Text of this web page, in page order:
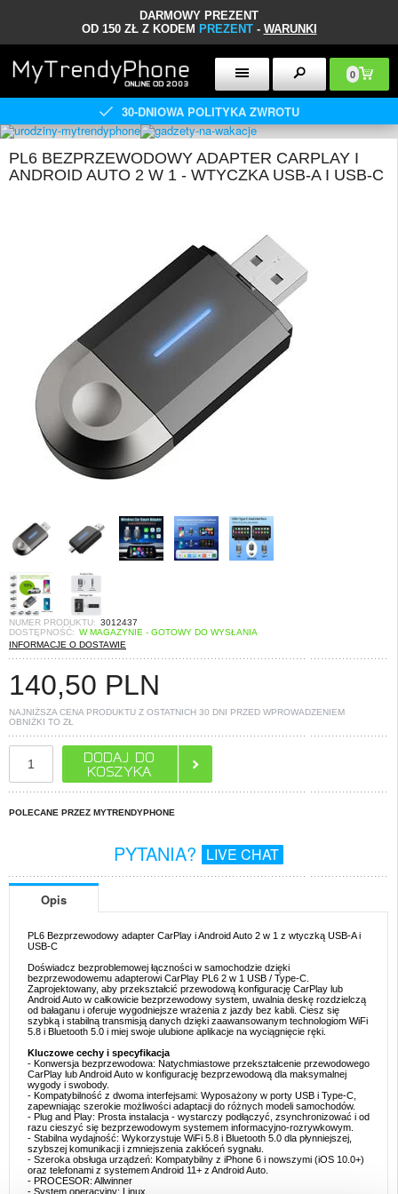
DARMOWY PREZENT
OD 150 ZŁ Z KODEM PREZENT- WARUNKI
0
30-DNIOWA POLITYKA ZWROTU
PL6 BEZPRZEWODOWY ADAPTER CARPLAY I
ANDROID AUTO 2 W 1 - WTYCZKA USB-A I USB-C
NUMER PRODUKTU: 3012437
DOSTĘPNOŚĆ: W MAGAZYNIE - GOTOWY DO WYSŁANIA
INFORMACJE O DOSTAWIE
140,50 PLN
NAJNIŻSZA CENA PRODUKTU Z OSTATNICH 30 DNI PRZED WPROWADZENIEM
OBNIŻKI TO ZŁ
POLECANE PRZEZ MYTRENDYPHONE
PYTANIA? LIVE CHAT
Opis
PL6 Bezprzewodowy adapter CarPlay i Android Auto 2 w 1 z wtyczką USB-A i
USB-C
Doświadcz bezproblemowej łączności w samochodzie dzięki
bezprzewodowemu adapterowi CarPlay PL6 2 w 1 USB / Type-C.
Zaprojektowany, aby przekształcić przewodową konfigurację CarPlay lub
Android Auto w całkowicie bezprzewodowy system, uwalnia deskę rozdzielczą
od bałaganu i oferuje wygodniejsze wrażenia z jazdy bez kabli. Ciesz się
szybką i stabilną transmisją danych dzięki zaawansowanym technologiom WiFi
5.8 i Bluetooth 5.0 i miej swoje ulubione aplikacje na wyciągnięcie ręki.
Kluczowe cechy i specyfikacja
- Konwersja bezprzewodowa: Natychmiastowe przekształcenie przewodowego
CarPlay lub Android Auto w konfigurację bezprzewodową dla maksymalnej
wygody i swobody.
- Kompatybilność z dwoma interfejsami: Wyposażony w porty USB i Type-C,
zapewniając szerokie możliwości adaptacji do różnych modeli samochodów.
- Plug and Play: Prosta instalacja - wystarczy podłączyć, zsynchronizować i od
razu cieszyć się bezprzewodowym systemem informacyjno-rozrywkowym.
- Stabilna wydajność: Wykorzystuje WiFi 5.8 i Bluetooth 5.0 dla płynniejszej,
szybszej komunikacji i zmniejszenia zakłóceń sygnału.
- Szeroka obsługa urządzeń: Kompatybilny z iPhone 6 i nowszymi (iOS 10.0+)
oraz telefonami z systemem Android 11+ z Android Auto.
- PROCESOR: Allwinner
- System operacyjny: Linux